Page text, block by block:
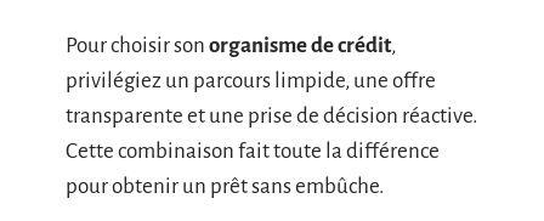
Pour choisir son organisme de crédit,
privilégiez un parcours limpide, une offre
transparente et une prise de décision réactive.
Cette combinaison fait toute la différence
pour obtenir un prêt sans embûche.